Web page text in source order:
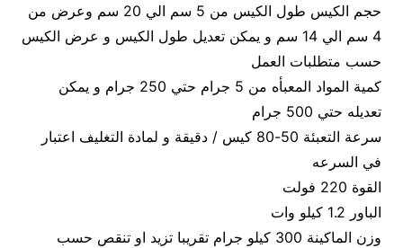
حجم الكيس طول الكيس من 5 سم الي 20 سم وعرض من
4 سم الي 14 سم و يمكن تعديل طول الكيس و عرض الكيس
حسب متطلبات العمل
كمية المواد المعبأه من 5 جرام حتي 250 جرام و يمكن
تعديله حتي 500 جرام
سرعة التعبئة 50-80 كيس / دقيقة و لمادة التغليف اعتبار
في السرعه
القوة 220 فولت
الباور 1.2 كيلو وات
وزن الماكينة 300 كيلو جرام تقريبا تزيد او تنقص حسب